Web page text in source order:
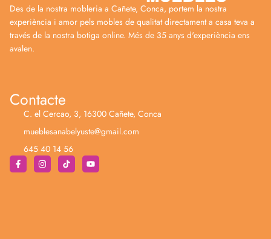
Des de la nostra mobleria a Cañete, Conca, portem la nostra
experiència i amor pels mobles de qualitat directament a casa teva a
través de la nostra botiga online. Més de 35 anys d'experiència ens
avalen.
Contacte
C. el Cercao, 3, 16300 Cañete, Conca
mueblesanabelyuste@gmail.com
645 40 14 56